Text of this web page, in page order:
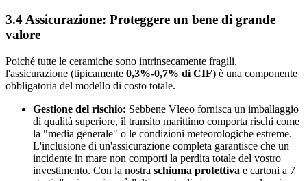
3.4 Assicurazione: Proteggere un bene di grande
valore
Poiché tutte le ceramiche sono intrinsecamente fragili,
l'assicurazione (tipicamente 0,3%-0,7% di CIF) è una componente
obbligatoria del modello di costo totale.
Gestione del rischio: Sebbene Vleeo fornisca un imballaggio
di qualità superiore, il transito marittimo comporta rischi come
la "media generale" o le condizioni meteorologiche estreme.
L'inclusione di un'assicurazione completa garantisce che un
incidente in mare non comporti la perdita totale del vostro
investimento. Con la nostra schiuma protettiva e cartoni a 7